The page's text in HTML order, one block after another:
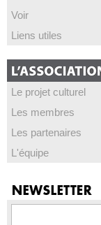
Voir
Liens utiles
Le projet culturel
Les membres
Les partenaires
L'équipe